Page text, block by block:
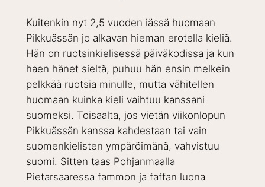
Kuitenkin nyt 2,5 vuoden iässä huomaan
Pikkuässän jo alkavan hieman erotella kieliä.
Hän on ruotsinkielisessä päiväkodissa ja kun
haen hänet sieltä, puhuu hän ensin melkein
pelkkää ruotsia minulle, mutta vähitellen
huomaan kuinka kieli vaihtuu kanssani
suomeksi. Toisaalta, jos vietän viikonlopun
Pikkuässän kanssa kahdestaan tai vain
suomenkielisten ympäröimänä, vahvistuu
suomi. Sitten taas Pohjanmaalla
Pietarsaaressa fammon ja faffan luona